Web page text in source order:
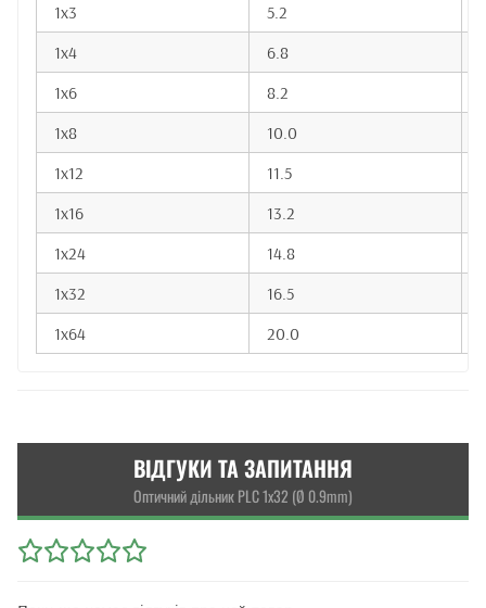
1x3
5.2
1x4
6.8
1x6
8.2
1x8
10.0
1x12
11.5
1x16
13.2
1x24
14.8
1x32
16.5
1x64
20.0
ВІДГУКИ ТА ЗАПИТАННЯ
Оптичний дільник PLC 1x32 (Ø 0.9mm)